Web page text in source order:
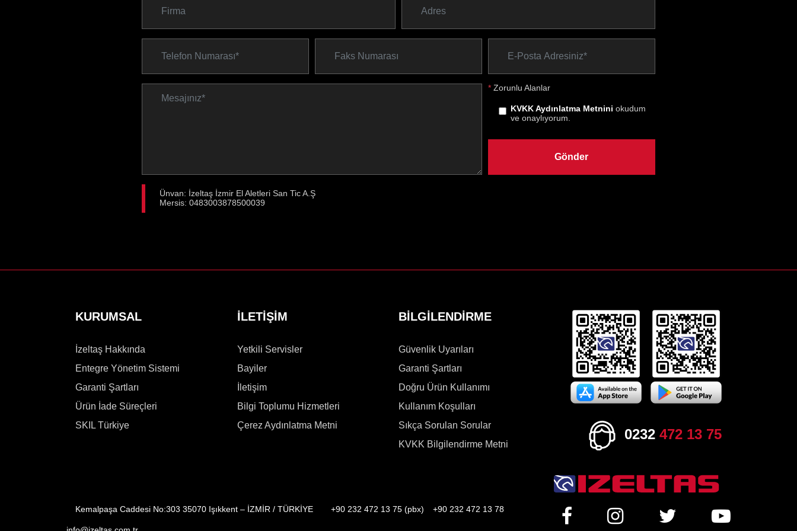
*Zorunlu Alanlar
KVKK Aydınlatma Metnini okudum
ve onaylıyorum.
Ünvan: İzeltaş İzmir El Aletleri San Tic A.Ş
Mersis: 0483003878500039
KURUMSAL
İzeltaş Hakkında
Entegre Yönetim Sistemi
Garanti Şartları
Ürün İade Süreçleri
SKIL Türkiye
İLETİŞİM
Yetkili Servisler
Bayiler
İletişim
Bilgi Toplumu Hizmetleri
Çerez Aydınlatma Metni
BİLGİLENDİRME
Güvenlik Uyarıları
Garanti Şartları
Doğru Ürün Kullanımı
Kullanım Koşulları
Sıkça Sorulan Sorular
KVKK Bilgilendirme Metni
0232 472 13 75
Kemalpaşa Caddesi No:303 35070 Işıkkent – İZMİR / TÜRKİYE +90 232 472 13 75 (pbx) +90 232 472 13 78